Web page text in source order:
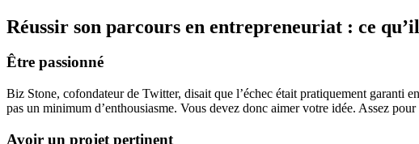
Réussir son parcours en entrepreneuriat : ce
Être passionné
Biz Stone, cofondateur de Twitter, disait que l’échec était pratiquement garanti
pas un minimum d’enthousiasme. Vous devez donc aimer votre idée. Assez
Avoir un projet pertinent